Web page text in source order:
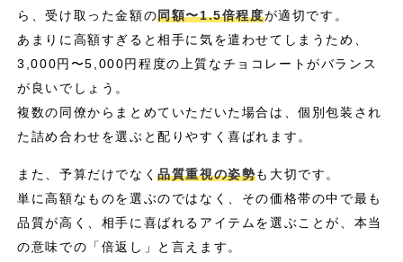
ら、受け取った金額の同額〜1.5倍程度が適切です。
あまりに高額すぎると相手に気を遣わせてしまうため、
3,000円〜5,000円程度の上質なチョコレートがバランス
が良いでしょう。
複数の同僚からまとめていただいた場合は、個別包装され
た詰め合わせを選ぶと配りやすく喜ばれます。
また、予算だけでなく品質重視の姿勢も大切です。
単に高額なものを選ぶのではなく、その価格帯の中で最も
品質が高く、相手に喜ばれるアイテムを選ぶことが、本当
の意味での「倍返し」と言えます。